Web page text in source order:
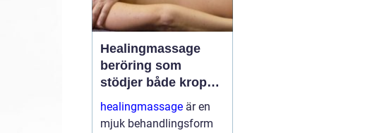
Healingmassage
beröring som
stödjer både kropp
och sinne
healingmassage är en
mjuk behandlingsform